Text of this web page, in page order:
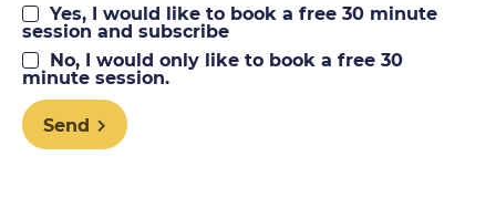
Yes, I would like to book a free 30 minute
session and subscribe
No, I would only like to book a free 30
minute session.
Send